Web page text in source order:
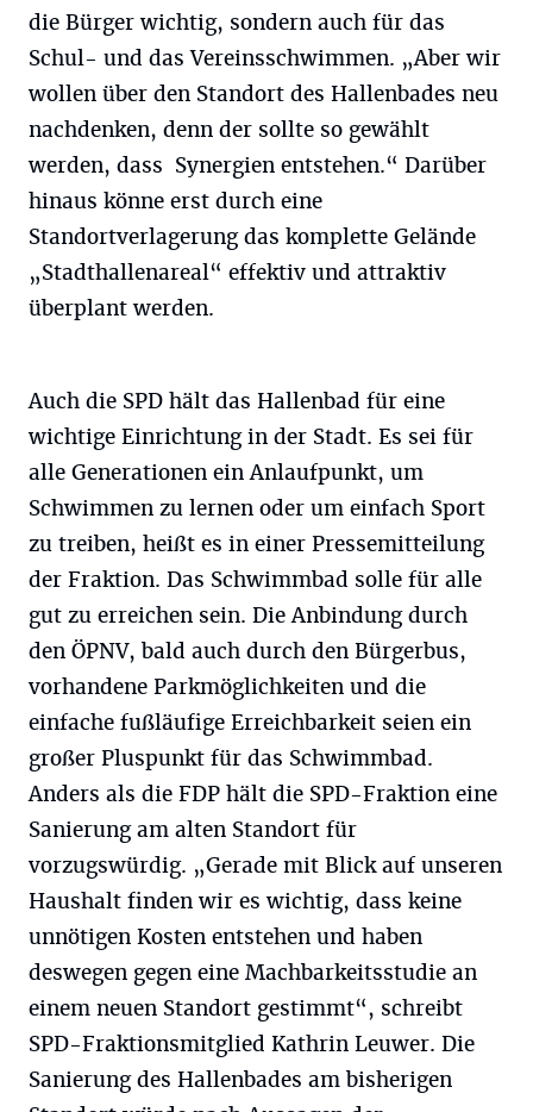
die Bürger wichtig, sondern auch für das
Schul- und das Vereinsschwimmen. „Aber wir
wollen über den Standort des Hallenbades neu
nachdenken, denn der sollte so gewählt
werden, dass Synergien entstehen.“ Darüber
hinaus könne erst durch eine
Standortverlagerung das komplette Gelände
„Stadthallenareal“ effektiv und attraktiv
überplant werden.
Auch die SPD hält das Hallenbad für eine
wichtige Einrichtung in der Stadt. Es sei für
alle Generationen ein Anlaufpunkt, um
Schwimmen zu lernen oder um einfach Sport
zu treiben, heißt es in einer Pressemitteilung
der Fraktion. Das Schwimmbad solle für alle
gut zu erreichen sein. Die Anbindung durch
den ÖPNV, bald auch durch den Bürgerbus,
vorhandene Parkmöglichkeiten und die
einfache fußläufige Erreichbarkeit seien ein
großer Pluspunkt für das Schwimmbad.
Anders als die FDP hält die SPD-Fraktion eine
Sanierung am alten Standort für
vorzugswürdig. „Gerade mit Blick auf unseren
Haushalt finden wir es wichtig, dass keine
unnötigen Kosten entstehen und haben
deswegen gegen eine Machbarkeitsstudie an
einem neuen Standort gestimmt“, schreibt
SPD-Fraktionsmitglied Kathrin Leuwer. Die
Sanierung des Hallenbades am bisherigen